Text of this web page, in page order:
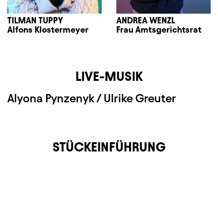
TILMAN TUPPY
Alfons Klostermeyer
ANDREA WENZL
Frau Amtsgerichtsrat
LIVE-MUSIK
Alyona Pynzenyk / Ulrike Greuter
STÜCKEINFÜHRUNG